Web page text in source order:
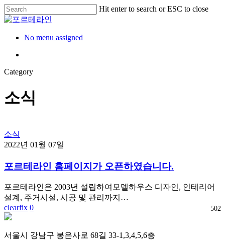
Skip
to
main
content
Hit enter to search or ESC to close
Close
Menu
No menu assigned
Category
소식
소식
2022년 01월 07일
포르테라인 홈페이지가 오픈하였습니다.
포르테라인은 2003년 설립하여모델하우스 디자인, 인테리어
설계, 주거시설, 시공 및 관리까지…
clearfix 0 502
서울시 강남구 봉은사로 68길 33-1,3,4,5,6층